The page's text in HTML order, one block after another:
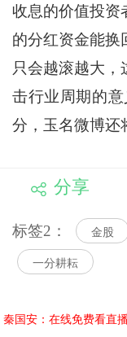
收息的价值投资
的分红资金能换
只会越滚越大，
击行业周期的
分，玉名微博还
分享
标签2： 金股
一分耕耘
秦国安：在线免费看直